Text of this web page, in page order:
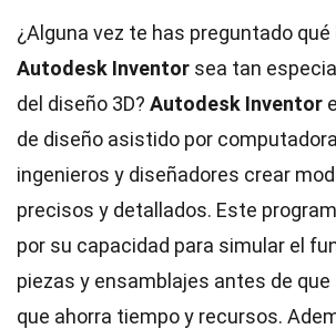
¿Alguna vez te has preguntado qué
Autodesk Inventor sea tan
del diseño 3D? Autodesk Inventor
de diseño asistido por
ingenieros y diseñadores crear
precisos y detallados. Este
por su capacidad para simular el
piezas y ensamblajes antes de que
que ahorra tiempo y recursos.